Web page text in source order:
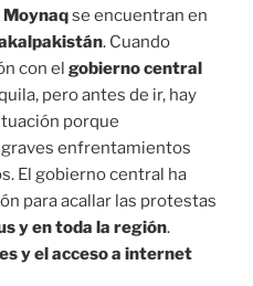
Moynaqse encuentran en
. Cuando
con el gobierno central
pero antes de ir, hay
porque
enfrentamientos
El gobierno central ha
para acallar las protestas
y en toda la región.
y el acceso a internet